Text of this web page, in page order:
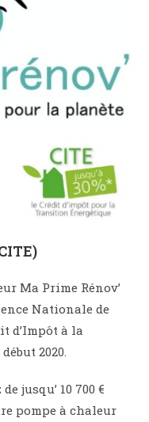
Ma Prime Rénov’
Nationale de
d’Impôt à la
2020.
jusqu’ 10 700 €
pompe à chaleur